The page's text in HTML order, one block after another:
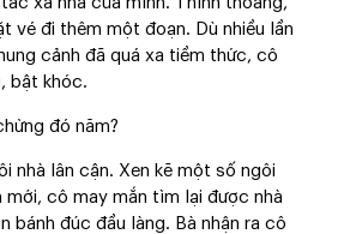
vé đi thêm một đoạn. Dù nhiều lần
cảnh đã quá xa tiềm thức, cô
bật khóc.
đó năm?
nhà lân cận. Xen kẽ một số ngôi
mới, cô may mắn tìm lại được nhà
bánh đúc đầu làng. Bà nhận ra cô